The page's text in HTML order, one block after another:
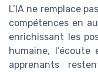
L’IA ne remplace
compétences en
enrichissant les
humaine,
apprenants